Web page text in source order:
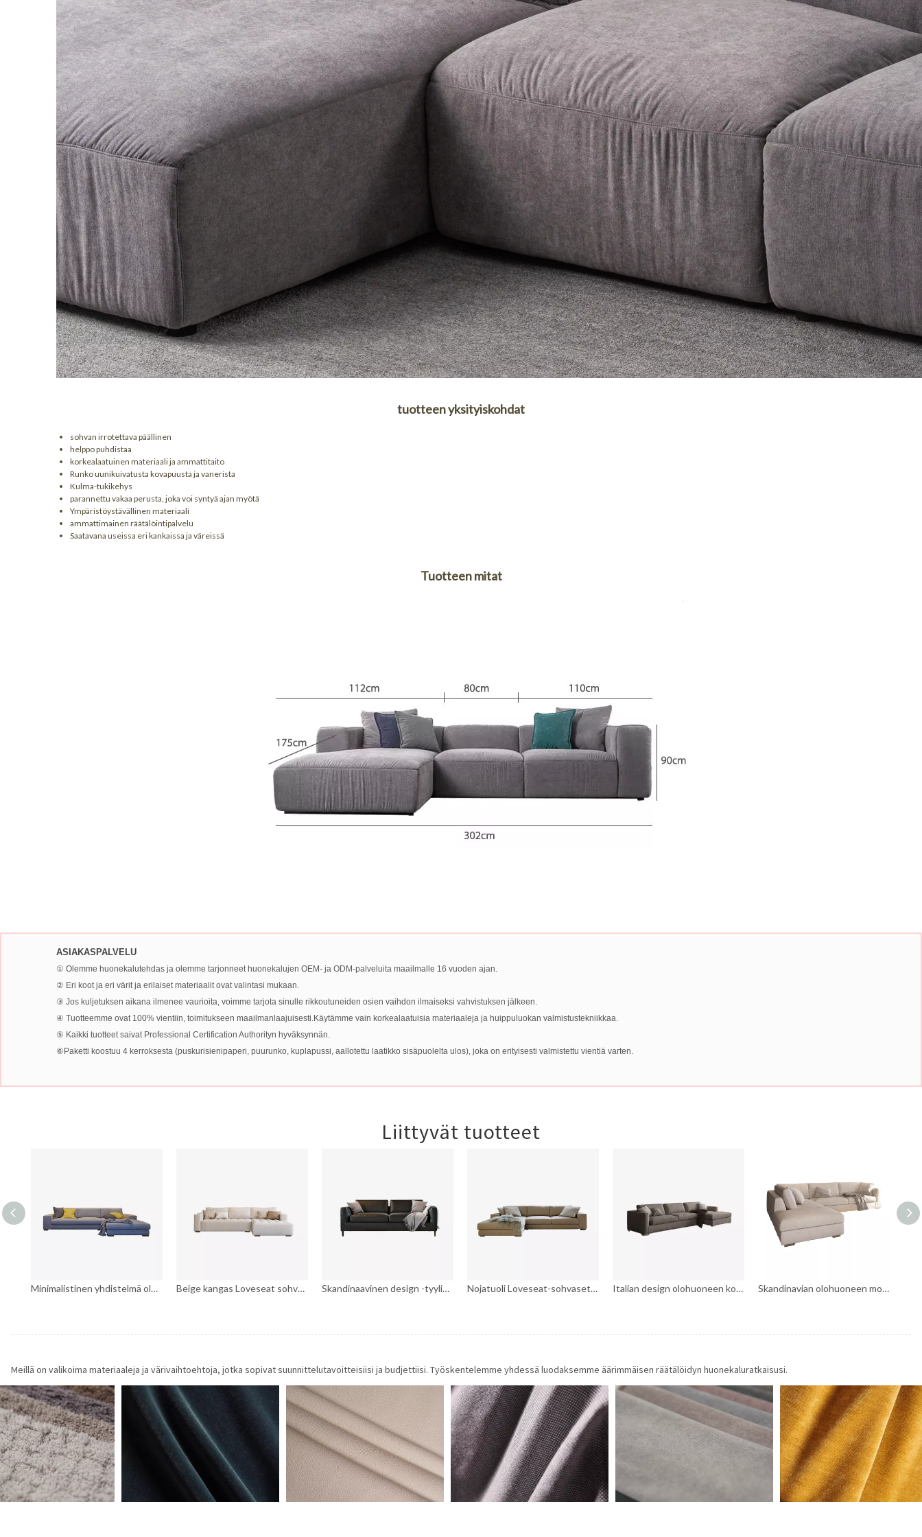
tuotteen yksityiskohdat
sohvan irrotettava päällinen
helppo puhdistaa
korkealaatuinen materiaali ja ammattitaito
Runko uunikuivatusta kovapuusta ja vanerista
Kulma-tukikehys
parannettu vakaa perusta, joka voi syntyä ajan myötä
Ympäristöystävällinen materiaali
ammattimainen räätälöintipalvelu
Saatavana useissa eri kankaissa ja väreissä
Tuotteen mitat
ASIAKASPALVELU
① Olemme huonekalutehdas ja olemme tarjonneet huonekalujen OEM- ja ODM-palveluita maailmalle 16 vuoden ajan.
② Eri koot ja eri värit ja erilaiset materiaalit ovat valintasi mukaan.
③ Jos kuljetuksen aikana ilmenee vaurioita, voimme tarjota sinulle rikkoutuneiden osien vaihdon ilmaiseksi vahvistuksen jälkeen.
④ Tuotteemme ovat 100% vientiin, toimitukseen maailmanlaajuisesti.Käytämme vain korkealaatuisia materiaaleja ja huippuluokan valmistustekniikkaa.
⑤ Kaikki tuotteet saivat Professional Certification Authorityn hyväksynnän.
⑥Paketti koostuu 4 kerroksesta (puskurisienipaperi, puurunko, kuplapussi, aallotettu laatikko sisäpuolelta ulos), joka on erityisesti valmistettu vientiä varten.
Liittyvät tuotteet
Minimalistinen yhdistelmä olohuoneen sohva Beige kangas Loveseat sohva Lounge sohva sohva Skandinaavinen design -tyylinen huonekalu Nahkasohva Nojatuoli Loveseat-sohvasetti tuolilla ja ottomaanilla Italian design olohuoneen koti Harmaa kangas sohva Skandinavian olohuoneen modulaarinen poikkipintainen kangassohva
Meillä on valikoima materiaaleja ja värivaihtoehtoja, jotka sopivat suunnittelutavoitteisiisi ja budjettiisi. Työskentelemme yhdessä luodaksemme äärimmäisen räätälöidyn huonekaluratkaisusi.